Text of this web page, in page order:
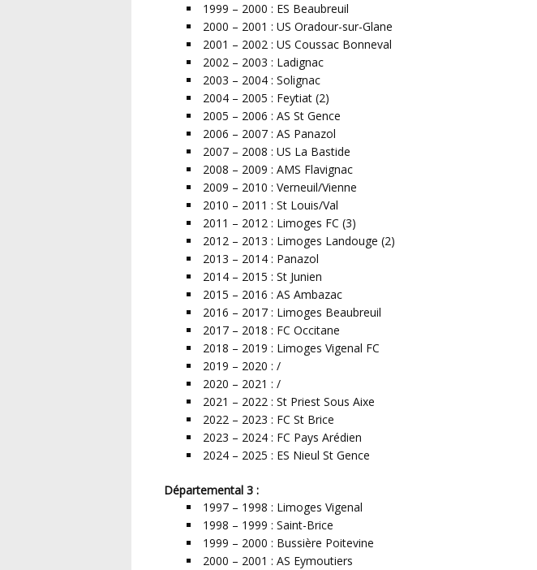
1999 – 2000 : ES Beaubreuil
2000 – 2001 : US Oradour-sur-Glane
2001 – 2002 : US Coussac Bonneval
2002 – 2003 : Ladignac
2003 – 2004 : Solignac
2004 – 2005 : Feytiat (2)
2005 – 2006 : AS St Gence
2006 – 2007 : AS Panazol
2007 – 2008 : US La Bastide
2008 – 2009 : AMS Flavignac
2009 – 2010 : Verneuil/Vienne
2010 – 2011 : St Louis/Val
2011 – 2012 : Limoges FC (3)
2012 – 2013 : Limoges Landouge (2)
2013 – 2014 : Panazol
2014 – 2015 : St Junien
2015 – 2016 : AS Ambazac
2016 – 2017 : Limoges Beaubreuil
2017 – 2018 : FC Occitane
2018 – 2019 : Limoges Vigenal FC
2019 – 2020 : /
2020 – 2021 : /
2021 – 2022 : St Priest Sous Aixe
2022 – 2023 : FC St Brice
2023 – 2024 : FC Pays Arédien
2024 – 2025 : ES Nieul St Gence
Départemental 3 :
1997 – 1998 : Limoges Vigenal
1998 – 1999 : Saint-Brice
1999 – 2000 : Bussière Poitevine
2000 – 2001 : AS Eymoutiers